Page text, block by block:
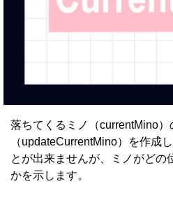
落ちてくるミノ（currentMino
（updateCurrentMino）を作成
とが出来ませんが、ミノがどの
かを示します。